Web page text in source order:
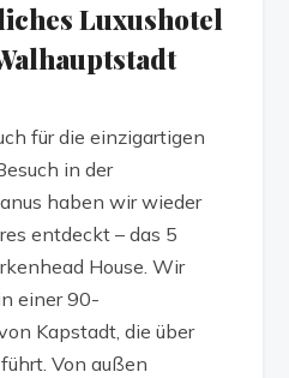
Luxushotel
für die einzigartigen
in der
haben wir wieder
entdeckt – das 5
House. Wir
einer 90-
Kapstadt, die über
Von außen